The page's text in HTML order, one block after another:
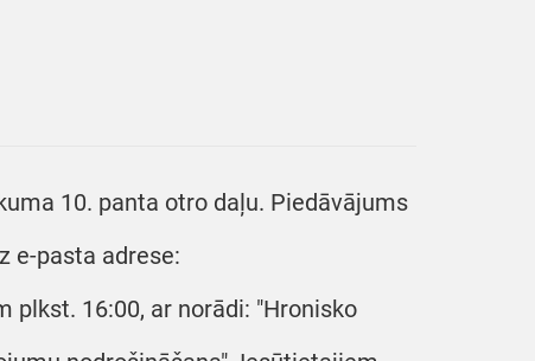
10. panta otro daļu. Piedāvājums
e-pasta adrese:
plkst. 16:00, ar norādi: "Hronisko